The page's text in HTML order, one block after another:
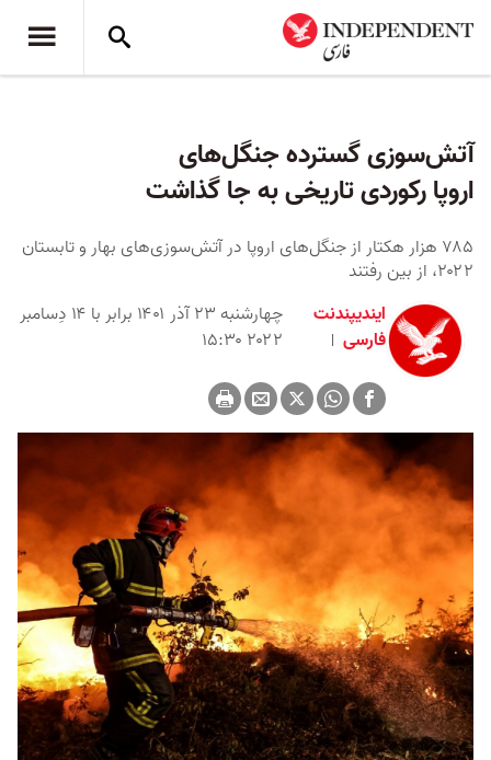
آتش‌سوزی گسترده جنگل‌های
اروپا رکوردی تاریخی به جا گذاشت
۷۸۵ هزار هکتار از جنگل‌های اروپا در آتش‌سوزی‌های بهار و تابستان
۲۰۲۲، از بین رفتند
ایندیپندنت
فارسی
چهارشنبه ۲۳ آذر ۱۴۰۱ برابر با ۱۴ دِسامبر
۲۰۲۲ ۱۵:۳۰